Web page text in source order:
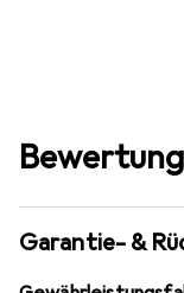
Garantie- &